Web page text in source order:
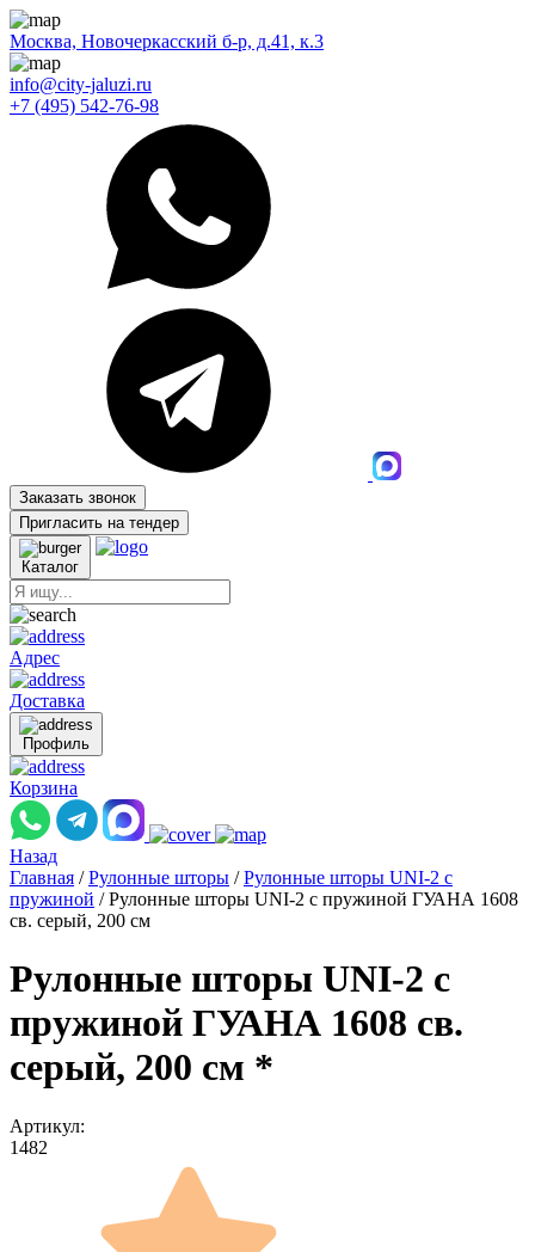
Москва, Новочеркасский б-р, д.41, к.3
info@city-jaluzi.ru
+7 (495) 542-76-98
Заказать звонок
Пригласить на тендер
Каталог
Адрес
Доставка
Профиль
Корзина
Назад
Главная / Рулонные шторы / Рулонные шторы UNI-2 с
пружиной / Рулонные шторы UNI-2 с пружиной ГУАНА 1608
св. серый, 200 см
Рулонные шторы UNI-2 с
пружиной ГУАНА 1608 св.
серый, 200 см *
Артикул:
1482